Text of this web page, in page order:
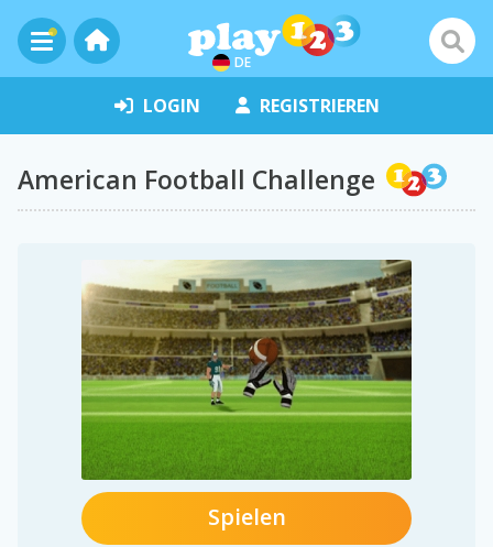
DE
LOGIN REGISTRIEREN
American Football Challenge
Spielen